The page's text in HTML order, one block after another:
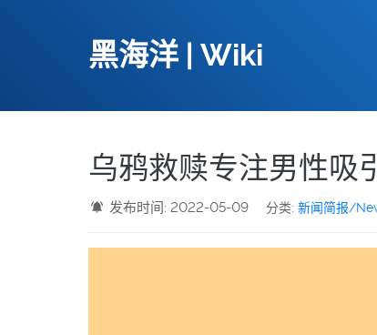
黑海洋 | Wiki
乌鸦救赎专注男性吸
发布时间: 2022-05-09 分类:新闻简报/